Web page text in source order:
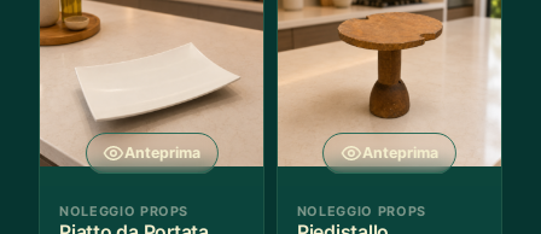
Anteprima
NOLEGGIO PROPS
Anteprima
NOLEGGIO PROPS